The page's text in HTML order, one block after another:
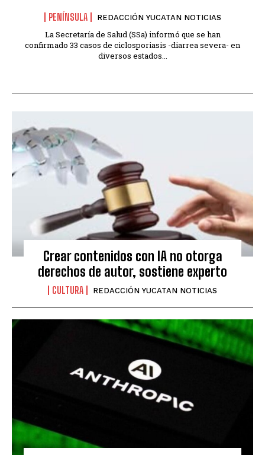
PENÍNSULA REDACCIÓN YUCATAN NOTICIAS
La Secretaría de Salud (SSa) informó que se han
confirmado 33 casos de ciclosporiasis -diarrea severa- en
diversos estados...
Crear contenidos con IA no otorga
derechos de autor, sostiene experto
CULTURA REDACCIÓN YUCATAN NOTICIAS